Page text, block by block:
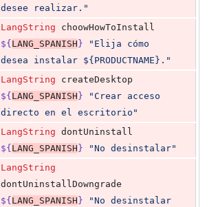
desee realizar. "
LangString
${ LANG_SPANISH } " Elija cómo
desea instalar ${PRODUCTNAME}. "
LangString
${ LANG_SPANISH } "Crear acceso
directo en el escritorio "
LangString
${ LANG_SPANISH } "No desinstalar"
LangString
${ LANG_SPANISH } "No desinstalar